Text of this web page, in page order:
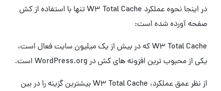
در اینجا نحوه عملکرد W3 Total Cache تنها با استفاده از کش
صفحه آورده شده است:
W3 Total Cache که در بیش از یک میلیون سایت فعال است،
یکی از محبوب ترین افزونه های کش در WordPress.org است.
از نظر عمق عملکرد، W3 Total Cache بیشترین گزینه را در بین